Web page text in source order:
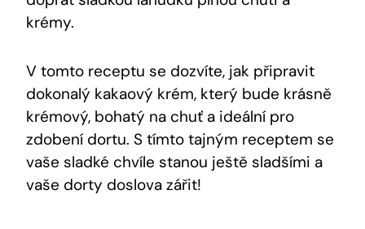
⁢krémy.
V tomto receptu ‍se dozvíte, jak ​připravit
dokonalý ‍kakaový krém, který bude ⁢krásně
krémový, ⁣bohatý na chuť ⁣a ‌ideální⁤ pro
zdobení ⁢dortu. S tímto tajným ⁢receptem se
vaše ‌sladké chvíle⁣ stanou ještě⁤ sladšími a
vaše dorty doslova zářit!